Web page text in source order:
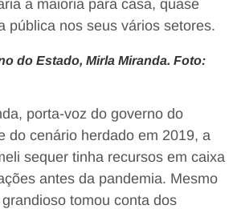
a maioria para casa, quase
pública nos seus vários setores.
do Estado, Mirla Miranda. Foto:
porta-voz do governo do
do cenário herdado em 2019, a
sequer tinha recursos em caixa
antes da pandemia. Mesmo
tomou conta dos